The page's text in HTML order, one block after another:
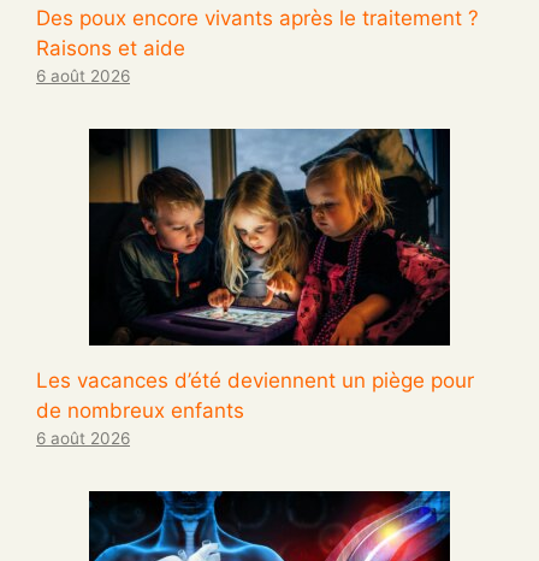
Des poux encore vivants après le traitement ?
Raisons et aide
6 août 2026
Les vacances d’été deviennent un piège pour
de nombreux enfants
6 août 2026